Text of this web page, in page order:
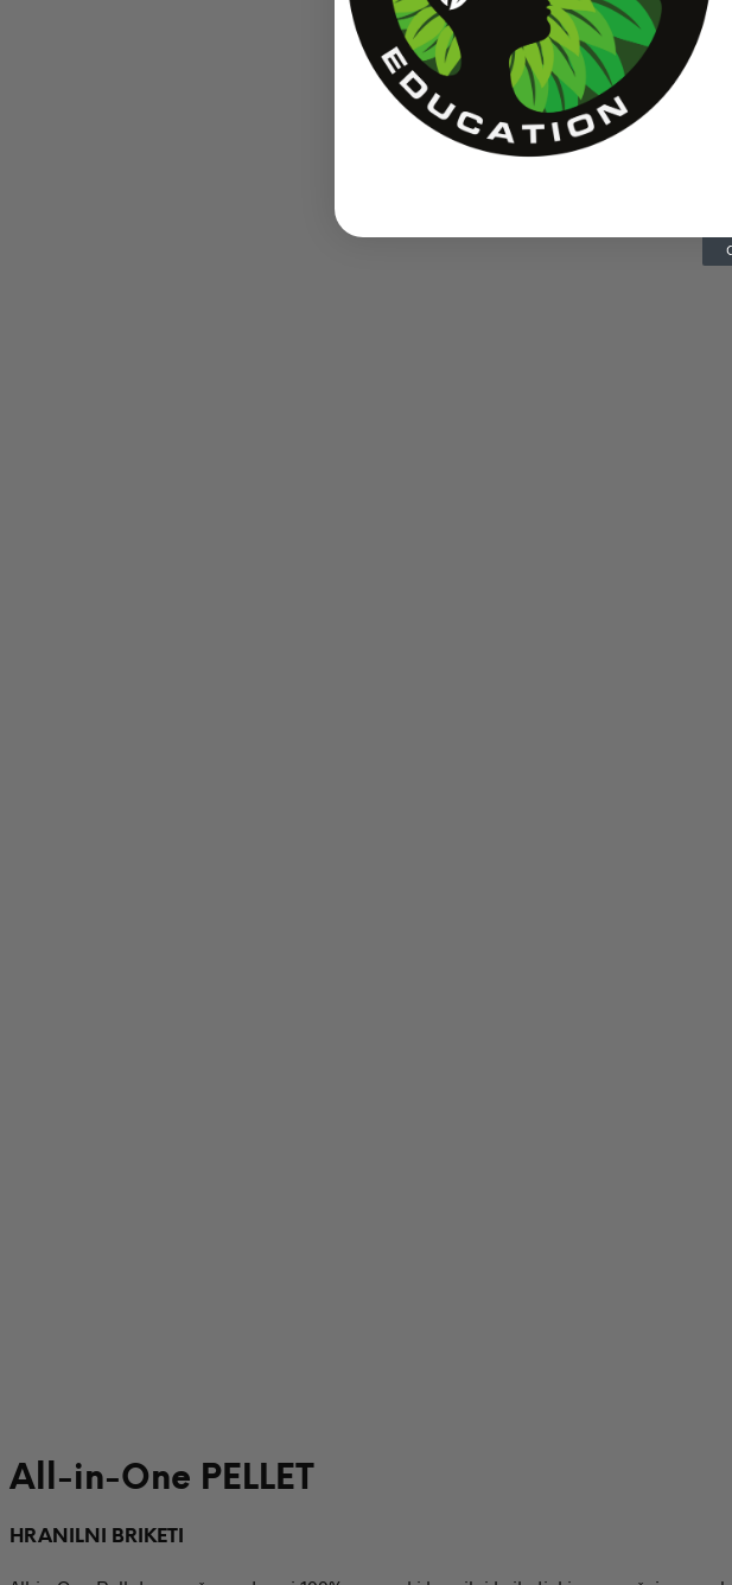
All-in-One PELLET
HRANILNI BRIKETI